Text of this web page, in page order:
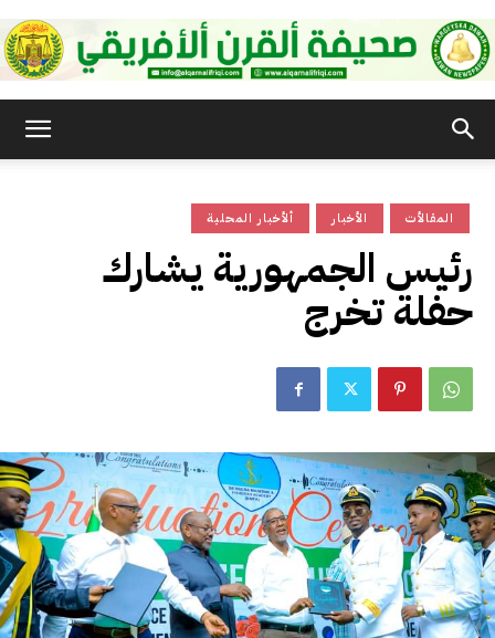
القرن
ألأخبار المحلية الأخبار المقالأت
رئيس الجمهورية يشارك
حفلة تخرج